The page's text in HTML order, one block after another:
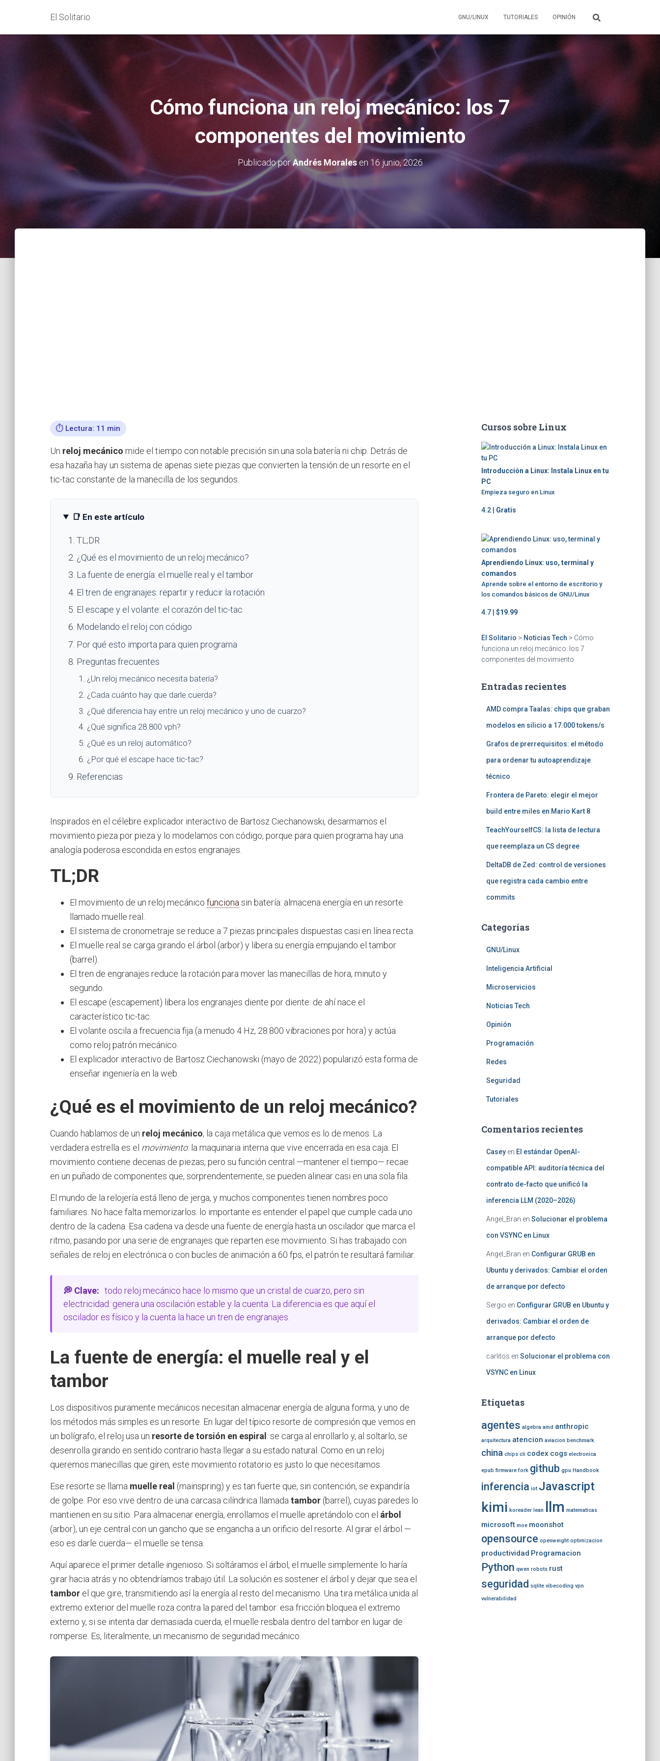
El Solitario GNU/LINUX TUTORIALES OPINIÓN
Cómo funciona un reloj mecánico: los 7
componentes del movimiento
Publicado porAndrés Moralesen 16 junio, 2026
⏱️ Lectura: 11 min
Un reloj mecánico mide el tiempo con notable precisión sin una sola batería ni chip. Detrás de
esa hazaña hay un sistema de apenas siete piezas que convierten la tensión de un resorte en el
tic-tac constante de la manecilla de los segundos.
📑 En este artículo
TL;DR
¿Qué es el movimiento de un reloj mecánico?
La fuente de energía: el muelle real y el tambor
El tren de engranajes: repartir y reducir la rotación
El escape y el volante: el corazón del tic-tac
Modelando el reloj con código
Por qué esto importa para quien programa
Preguntas frecuentes
¿Un reloj mecánico necesita batería?
¿Cada cuánto hay que darle cuerda?
¿Qué diferencia hay entre un reloj mecánico y uno de cuarzo?
¿Qué significa 28.800 vph?
¿Qué es un reloj automático?
¿Por qué el escape hace tic-tac?
Referencias
Inspirados en el célebre explicador interactivo de Bartosz Ciechanowski, desarmamos el
movimiento pieza por pieza y lo modelamos con código, porque para quien programa hay una
analogía poderosa escondida en estos engranajes.
TL;DR
El movimiento de un reloj mecánico funcionasin batería: almacena energía en un resorte
llamado muelle real.
El sistema de cronometraje se reduce a 7 piezas principales dispuestas casi en línea recta.
El muelle real se carga girando el árbol (arbor) y libera su energía empujando el tambor
(barrel).
El tren de engranajes reduce la rotación para mover las manecillas de hora, minuto y
segundo.
El escape (escapement) libera los engranajes diente por diente: de ahí nace el
característico tic-tac.
El volante oscila a frecuencia fija (a menudo 4 Hz, 28.800 vibraciones por hora) y actúa
como reloj patrón mecánico.
El explicador interactivo de Bartosz Ciechanowski (mayo de 2022) popularizó esta forma de
enseñar ingeniería en la web.
¿Qué es el movimiento de un reloj mecánico?
Cuando hablamos de un reloj mecánico, la caja metálica que vemos es lo de menos. La
verdadera estrella es el movimiento: la maquinaria interna que vive encerrada en esa caja. El
movimiento contiene decenas de piezas, pero su función central —mantener el tiempo— recae
en un puñado de componentes que, sorprendentemente, se pueden alinear casi en una sola fila.
El mundo de la relojería está lleno de jerga, y muchos componentes tienen nombres poco
familiares. No hace falta memorizarlos: lo importante es entender el papel que cumple cada uno
dentro de la cadena. Esa cadena va desde una fuente de energía hasta un oscilador que marca el
ritmo, pasando por una serie de engranajes que reparten ese movimiento. Si has trabajado con
señales de reloj en electrónica o con bucles de animación a 60 fps, el patrón te resultará familiar.
💭 Clave: todo reloj mecánico hace lo mismo que un cristal de cuarzo, pero sin
electricidad: genera una oscilación estable y la cuenta. La diferencia es que aquí el
oscilador es físico y la cuenta la hace un tren de engranajes.
La fuente de energía: el muelle real y el
tambor
Los dispositivos puramente mecánicos necesitan almacenar energía de alguna forma, y uno de
los métodos más simples es un resorte. En lugar del típico resorte de compresión que vemos en
un bolígrafo, el reloj usa un resorte de torsión en espiral : se carga al enrollarlo y, al soltarlo, se
desenrolla girando en sentido contrario hasta llegar a su estado natural. Como en un reloj
queremos manecillas que giren, este movimiento rotatorio es justo lo que necesitamos.
Ese resorte se llama muelle real (mainspring) y es tan fuerte que, sin contención, se expandiría
de golpe. Por eso vive dentro de una carcasa cilíndrica llamadatambor (barrel), cuyas paredes lo
mantienen en su sitio. Para almacenar energía, enrollamos el muelle apretándolo con el árbol
(arbor), un eje central con un gancho que se engancha a un orificio del resorte. Al girar el árbol —
eso es darle cuerda— el muelle se tensa.
Aquí aparece el primer detalle ingenioso. Si soltáramos el árbol, el muelle simplemente lo haría
girar hacia atrás y no obtendríamos trabajo útil. La solución es sostener el árbol y dejar que sea el
tambor el que gire, transmitiendo así la energía al resto del mecanismo. Una tira metálica unida al
extremo exterior del muelle roza contra la pared del tambor: esa fricción bloquea el extremo
externo y, si se intenta dar demasiada cuerda, el muelle resbala dentro del tambor en lugar de
romperse. Es, literalmente, un mecanismo de seguridad mecánico.
Cursos sobre Linux
Introducción a Linux: Instala Linux en tu
PC
Empieza seguro en Linux
4.2 | Gratis
Aprendiendo Linux: uso, terminal y
comandos
Aprende sobre el entorno de escritorio y
los comandos básicos de GNU/Linux
4.7 | $19.99
El Solitario > Noticias Tech > Cómo
funciona un reloj mecánico: los 7
componentes del movimiento
Entradas recientes
AMD compra Taalas: chips que graban
modelos en silicio a 17.000 tokens/s
Grafos de prerrequisitos: el método
para ordenar tu autoaprendizaje
técnico
Frontera de Pareto: elegir el mejor
build entre miles en Mario Kart 8
TeachYourselfCS: la lista de lectura
que reemplaza un CS degree
DeltaDB de Zed: control de versiones
que registra cada cambio entre
commits
Categorías
GNU/Linux
Inteligencia Artificial
Microservicios
Noticias Tech
Opinión
Programación
Redes
Seguridad
Tutoriales
Comentarios recientes
Caseyen El estándar OpenAI-
compatible API: auditoría técnica del
contrato de-facto que unificó la
inferencia LLM (2020–2026)
Angel_Bran en Solucionar el problema
con VSYNC en Linux
Angel_Bran en Configurar GRUB en
Ubuntu y derivados: Cambiar el orden
de arranque por defecto
Sergio en Configurar GRUB en Ubuntu y
derivados: Cambiar el orden de
arranque por defecto
carlitos en Solucionar el problema con
VSYNC en Linux
Etiquetas
agentes algebra amd anthropic
arquitectura atencion aviacion benchmark
china chips cli codex cogs electronica
epub firmware fork github gpu Handbook
inferencia iot Javascript
kimi koreader lean llm matematicas
microsoft moe moonshot
opensource openweight optimizacion
productividad Programacion
Python qwen robots rust
seguridad sqlite vibecoding vpn
vulnerabilidad